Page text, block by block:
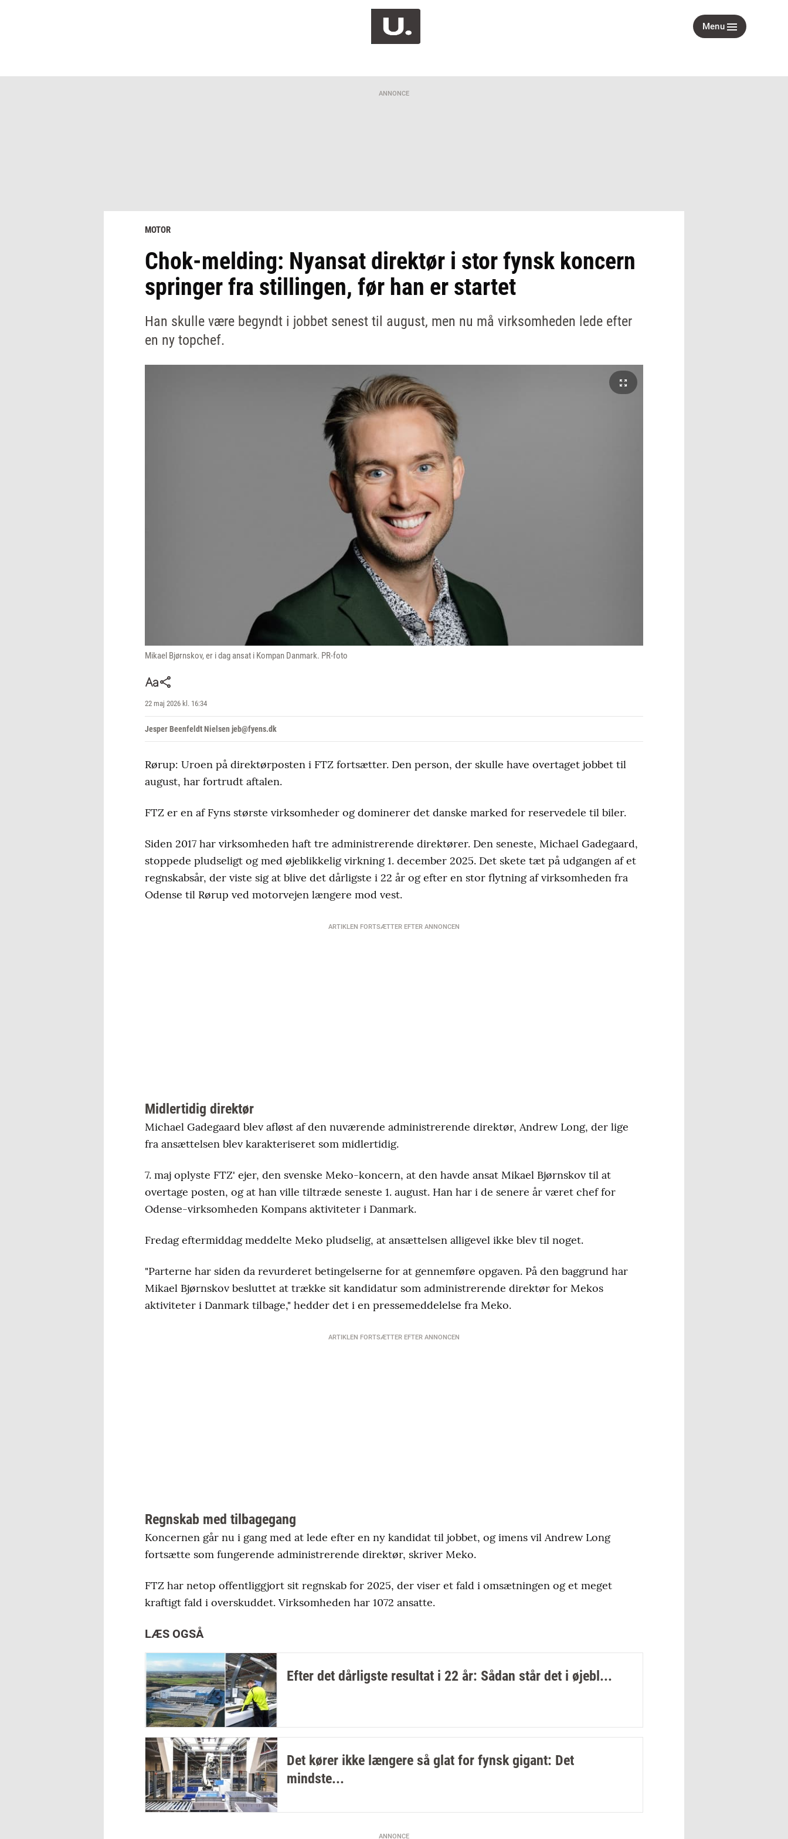
Menu
ANNONCE
MOTOR
Chok-melding: Nyansat direktør i stor fynsk koncern
springer fra stillingen, før han er startet
Han skulle være begyndt i jobbet senest til august, men nu må virksomheden lede efter
en ny topchef.
Mikael Bjørnskov, er i dag ansat i Kompan Danmark. PR-foto
22 maj 2026 kl. 16:34
Jesper Beenfeldt Nielsen jeb@fyens.dk
Rørup: Uroen på direktørposten i FTZ fortsætter. Den person, der skulle have overtaget jobbet til
august, har fortrudt aftalen.
FTZ er en af Fyns største virksomheder og dominerer det danske marked for reservedele til biler.
Siden 2017 har virksomheden haft tre administrerende direktører. Den seneste, Michael Gadegaard,
stoppede pludseligt og med øjeblikkelig virkning 1. december 2025. Det skete tæt på udgangen af et
regnskabsår, der viste sig at blive det dårligste i 22 år og efter en stor flytning af virksomheden fra
Odense til Rørup ved motorvejen længere mod vest.
ARTIKLEN FORTSÆTTER EFTER ANNONCEN
Midlertidig direktør
Michael Gadegaard blev afløst af den nuværende administrerende direktør, Andrew Long, der lige
fra ansættelsen blev karakteriseret som midlertidig.
7. maj oplyste FTZ' ejer, den svenske Meko-koncern, at den havde ansat Mikael Bjørnskov til at
overtage posten, og at han ville tiltræde seneste 1. august. Han har i de senere år været chef for
Odense-virksomheden Kompans aktiviteter i Danmark.
Fredag eftermiddag meddelte Meko pludselig, at ansættelsen alligevel ikke blev til noget.
"Parterne har siden da revurderet betingelserne for at gennemføre opgaven. På den baggrund har
Mikael Bjørnskov besluttet at trække sit kandidatur som administrerende direktør for Mekos
aktiviteter i Danmark tilbage," hedder det i en pressemeddelelse fra Meko.
ARTIKLEN FORTSÆTTER EFTER ANNONCEN
Regnskab med tilbagegang
Koncernen går nu i gang med at lede efter en ny kandidat til jobbet, og imens vil Andrew Long
fortsætte som fungerende administrerende direktør, skriver Meko.
FTZ har netop offentliggjort sit regnskab for 2025, der viser et fald i omsætningen og et meget
kraftigt fald i overskuddet. Virksomheden har 1072 ansatte.
LÆS OGSÅ
Efter det dårligste resultat i 22 år: Sådan står det i øjebl...
Det kører ikke længere så glat for fynsk gigant: Det
mindste...
ANNONCE